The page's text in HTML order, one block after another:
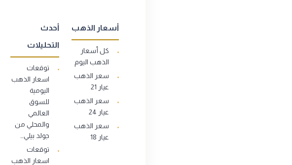
أسعار الذهب
كل أسعار
الذهب اليوم
سعر الذهب
عيار 21
سعر الذهب
عيار 24
سعر الذهب
عيار 18
أحدث
التحليلات
توقعات
اسعار الذهب
اليومية
للسوق
العالمي
والمحلي من
جولد بيلي…
توقعات
اسعار الذهب